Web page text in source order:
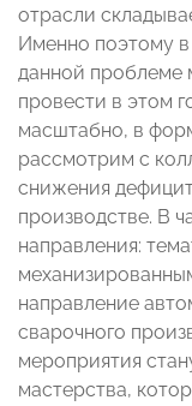
отрасли
Именно поэтому
данной проблеме
провести в этом
масштабно, в
рассмотрим с
снижения
производстве. В
направления:
направление
сварочного
мероприятия
мастерства,